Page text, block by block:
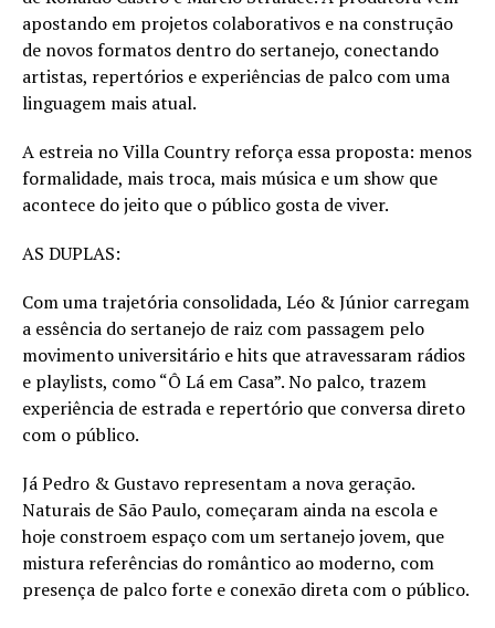
apostando em projetos colaborativos e na construção
de novos formatos dentro do sertanejo, conectando
artistas, repertórios e experiências de palco com uma
linguagem mais atual.
A estreia no Villa Country reforça essa proposta: menos
formalidade, mais troca, mais música e um show que
acontece do jeito que o público gosta de viver.
AS DUPLAS:
Com uma trajetória consolidada, Léo & Júnior carregam
a essência do sertanejo de raiz com passagem pelo
movimento universitário e hits que atravessaram rádios
e playlists, como “Ô Lá em Casa”. No palco, trazem
experiência de estrada e repertório que conversa direto
com o público.
Já Pedro & Gustavo representam a nova geração.
Naturais de São Paulo, começaram ainda na escola e
hoje constroem espaço com um sertanejo jovem, que
mistura referências do romântico ao moderno, com
presença de palco forte e conexão direta com o público.